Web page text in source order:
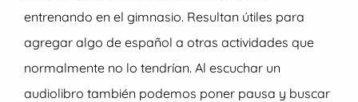
entrenando en el gimnasio. Resultan útiles para
agregar algo de español a otras actividades que
normalmente no lo tendrían. Al escuchar un
audiolibro también podemos poner pausa y buscar